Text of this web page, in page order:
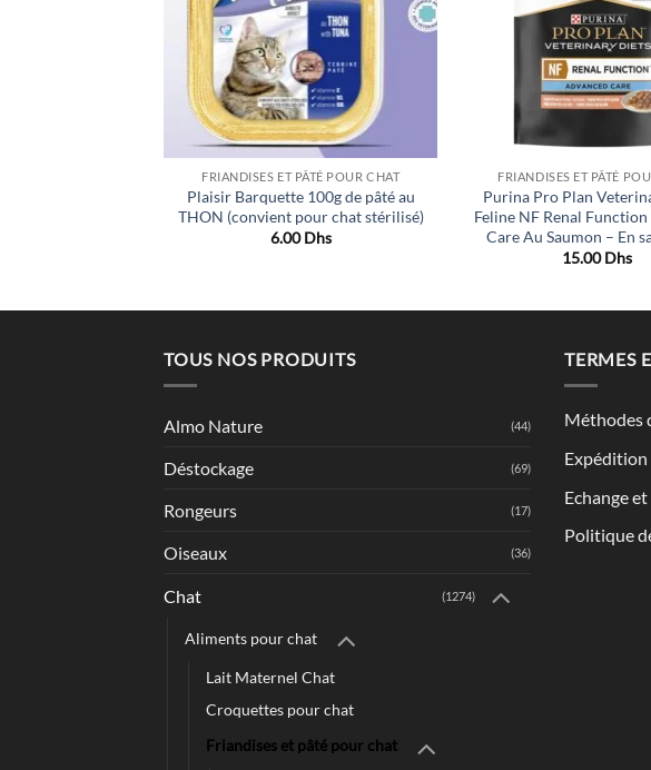
FRIANDISES ET PÂTÉ POUR CHAT
Plaisir Barquette 100g de pâté au
THON (convient pour chat stérilisé)
6.00Dhs
FRIANDISES ET PÂTÉ
Purina Pro Plan
Feline NF Renal
Care Au Saumon – En
15.00Dhs
TOUS NOS PRODUITS
Almo Nature (44)
Déstockage (69)
Rongeurs (17)
Oiseaux (36)
Chat (1274)
Aliments pour chat
Lait Maternel Chat
Croquettes pour chat
Friandises et pâté pour chat
TERMES
Méthodes
Echange
Politique